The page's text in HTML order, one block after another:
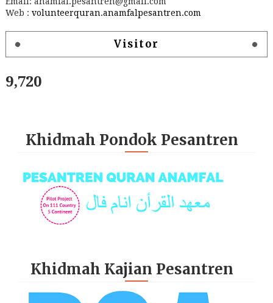
Web : volunteerquran.anamfalpesantren.com
Visitor
9,720
Khidmah Pondok Pesantren
Khidmah Kajian Pesantren